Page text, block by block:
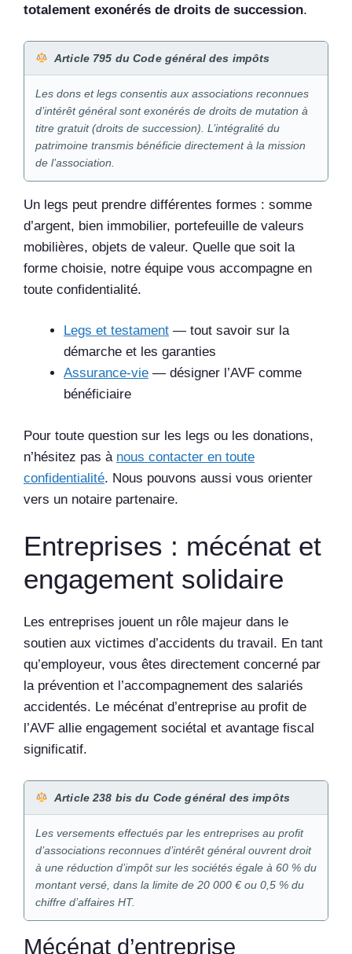
totalement exonérés de droits de succession.
Article 795 du Code général des impôts
Les dons et legs consentis aux associations reconnues
d’intérêt général sont exonérés de droits de mutation à
titre gratuit (droits de succession). L’intégralité du
patrimoine transmis bénéficie directement à la mission
de l’association.
Un legs peut prendre différentes formes : somme
d’argent, bien immobilier, portefeuille de valeurs
mobilières, objets de valeur. Quelle que soit la
forme choisie, notre équipe vous accompagne en
toute confidentialité.
Legs et testament — tout savoir sur la
démarche et les garanties
Assurance-vie — désigner l’AVF comme
bénéficiaire
Pour toute question sur les legs ou les donations,
n’hésitez pas à nous contacter en toute
confidentialité. Nous pouvons aussi vous orienter
vers un notaire partenaire.
Entreprises : mécénat et
engagement solidaire
Les entreprises jouent un rôle majeur dans le
soutien aux victimes d’accidents du travail. En tant
qu’employeur, vous êtes directement concerné par
la prévention et l’accompagnement des salariés
accidentés. Le mécénat d’entreprise au profit de
l’AVF allie engagement sociétal et avantage fiscal
significatif.
Article 238 bis du Code général des impôts
Les versements effectués par les entreprises au profit
d’associations reconnues d’intérêt général ouvrent droit
à une réduction d’impôt sur les sociétés égale à 60 % du
montant versé, dans la limite de 20 000 € ou 0,5 % du
chiffre d’affaires HT.
Mécénat d’entreprise